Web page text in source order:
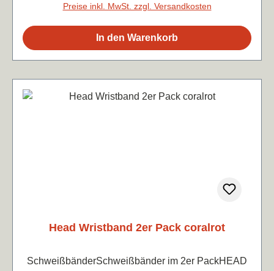
Preise inkl. MwSt. zzgl. Versandkosten
In den Warenkorb
Head Wristband 2er Pack coralrot
SchweißbänderSchweißbänder im 2er PackHEAD